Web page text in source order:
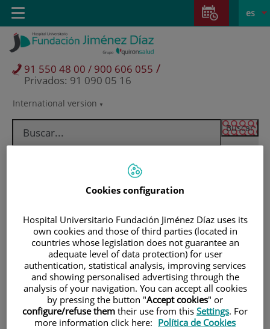
Saltar al contenido
Saltar
contenido
Selector
idioma
activo
es
International version
91 550 48 00 / 900 606 055 /
Privados: 91 090 05 16
Toggle
navigation
Pacientes y visitantes
Cookies configuration
Hospital Universitario Fundación Jiménez Díaz uses its
own cookies and those of third parties (located in
countries whose legislation does not guarantee an
adequate level of data protection) for user
authentication, statistical analysis, improving services
and showing personalised advertising through the
analysis of your navigation. You can accept all cookies
by pressing the button "Accept cookies" or
configure/refuse them their use from this Settings. For
more information click here: Política de Cookies